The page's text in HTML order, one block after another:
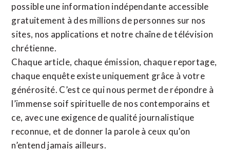
possible une information indépendante accessible
gratuitement à des millions de personnes sur nos
sites, nos applications et notre chaîne de télévision
chrétienne.
Chaque article, chaque émission, chaque reportage,
chaque enquête existe uniquement grâce à votre
générosité. C’est ce qui nous permet de répondre à
l’immense soif spirituelle de nos contemporains et
ce, avec une exigence de qualité journalistique
reconnue, et de donner la parole à ceux qu’on
n’entend jamais ailleurs.